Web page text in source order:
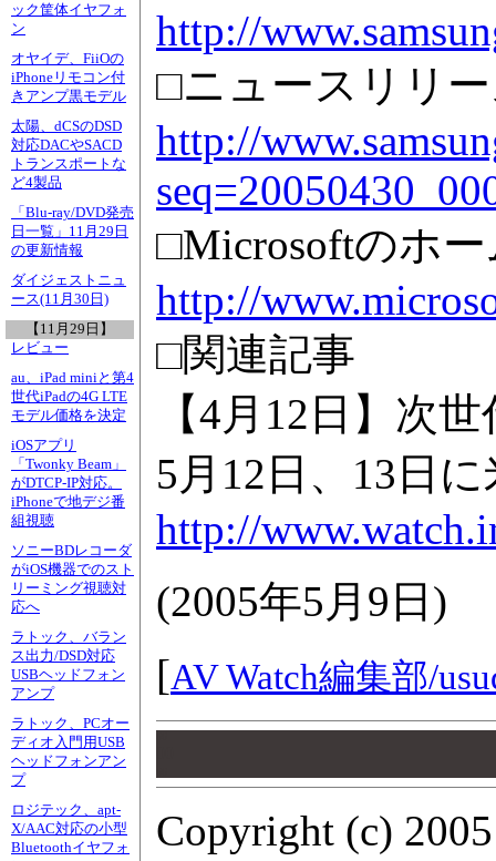
ック筐体イヤフォ
ン
オヤイデ、FiiOの
iPhoneリモコン付
きアンプ黒モデル
太陽、dCSのDSD
対応DACやSACD
トランスポートな
ど4製品
「Blu-ray/DVD発売
日一覧」11月29日
の更新情報
ダイジェストニュ
ース(11月30日)
【11月29日】
レビュー
au、iPad miniと第4
世代iPadの4G LTE
モデル価格を決定
iOSアプリ
「Twonky Beam」
がDTCP-IP対応。
iPhoneで地デジ番
組視聴
ソニーBDレコーダ
がiOS機器でのスト
リーミング視聴対
応へ
ラトック、バラン
ス出力/DSD対応
USBヘッドフォン
アンプ
ラトック、PCオー
ディオ入門用USB
ヘッドフォンアン
プ
ロジテック、apt-
X/AAC対応の小型
Bluetoothイヤフォ
http://
□ニュースリリ
http://
□Microsoftのホ
http://
□関連記事
【4月12日】次
5月12日、13日
http://
(2005年5月9日 )
[AV Watch編集部/
Copyright (c)